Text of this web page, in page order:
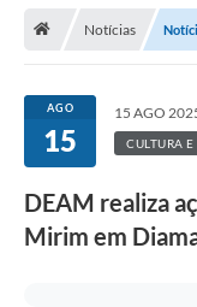
Notícias
AGO
15
15 AGO
CULTURA
DEAM realiza
Mirim em